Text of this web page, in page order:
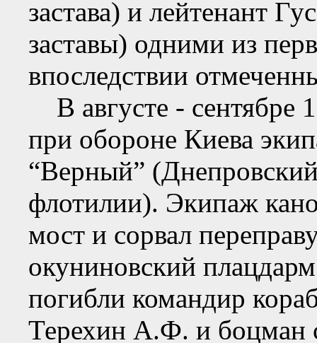
застава) и лейтенант
заставы) одними из
впоследствии
В августе - сентябре
при обороне Киева
“Верный”
флотилии). Экипаж
мост и сорвал
окуниновский
погибли командир
Терехин А.Ф. и боцман